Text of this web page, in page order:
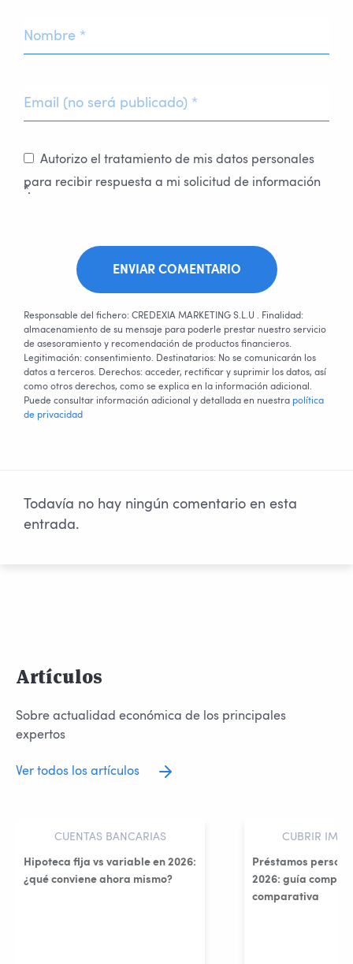
Autorizo el tratamiento de mis datos personales
para recibir respuesta a mi solicitud de información
*.
ENVIAR COMENTARIO
Responsable del fichero: CREDEXIA MARKETING S.L.U . Finalidad:
almacenamiento de su mensaje para poderle prestar nuestro servicio
de asesoramiento y recomendación de productos financieros.
Legitimación: consentimiento. Destinatarios: No se comunicarán los
datos a terceros. Derechos: acceder, rectificar y suprimir los datos, así
como otros derechos, como se explica en la información adicional.
Puede consultar información adicional y detallada en nuestra política
de privacidad
Todavía no hay ningún comentario en esta
entrada.
Artículos
Sobre actualidad económica de los principales
expertos
Ver todos los artículos
CUENTAS BANCARIAS
Hipoteca fija vs variable en 2026:
¿qué conviene ahora mismo?
CUBRIR
Préstamos
2026: guía
comparativa